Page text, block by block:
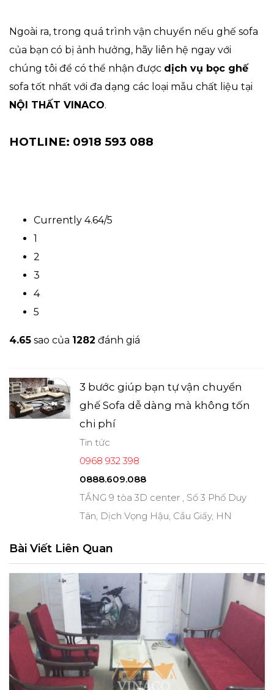
Ngoài ra, trong quá trình vận chuyển nếu ghế sofa
của bạn có bị ảnh hưởng, hãy liên hệ ngay với
chúng tôi để có thể nhận được dịch vụ bọc ghế
sofa tốt nhất với đa dạng các loại mẫu chất liệu tại
NỘI THẤT VINACO.
HOTLINE: 0918 593 088
Currently 4.64/5
1
2
3
4
5
4.65 sao của 1282 đánh giá
3 bước giúp bạn tự vận chuyển
ghế Sofa dễ dàng mà không tốn
chi phí
Tin tức
0968 932 398
0888.609.088
TẦNG 9 tòa 3D center , Số 3 Phố Duy
Tân, Dịch Vọng Hậu, Cầu Giấy, HN
Bài Viết Liên Quan